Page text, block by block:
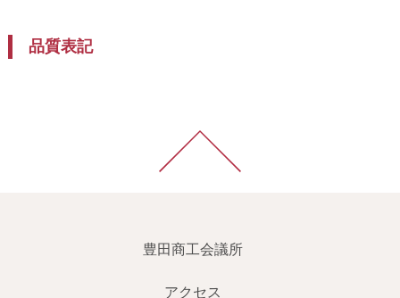
品質表記
豊田商工会議所
アクセス